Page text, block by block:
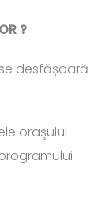
?
desfășoară
oraşului